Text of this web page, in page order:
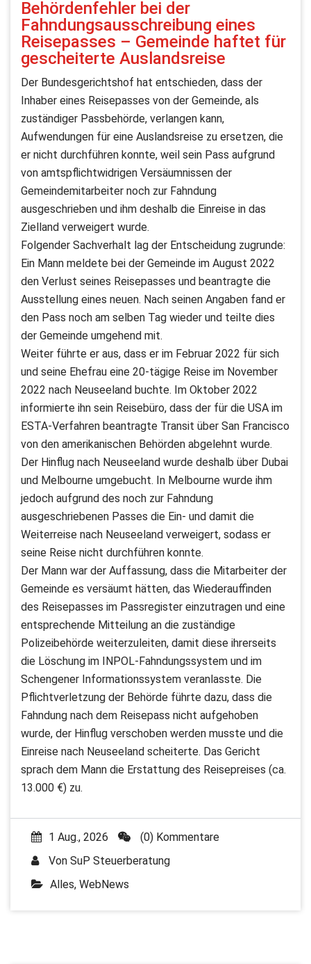
Behördenfehler bei der
Fahndungsausschreibung eines
Reisepasses – Gemeinde haftet für
gescheiterte Auslandsreise
Der Bundesgerichtshof hat entschieden, dass der
Inhaber eines Reisepasses von der Gemeinde, als
zuständiger Passbehörde, verlangen kann,
Aufwendungen für eine Auslandsreise zu ersetzen, die
er nicht durchführen konnte, weil sein Pass aufgrund
von amtspflichtwidrigen Versäumnissen der
Gemeindemitarbeiter noch zur Fahndung
ausgeschrieben und ihm deshalb die Einreise in das
Zielland verweigert wurde.
Folgender Sachverhalt lag der Entscheidung zugrunde:
Ein Mann meldete bei der Gemeinde im August 2022
den Verlust seines Reisepasses und beantragte die
Ausstellung eines neuen. Nach seinen Angaben fand er
den Pass noch am selben Tag wieder und teilte dies
der Gemeinde umgehend mit.
Weiter führte er aus, dass er im Februar 2022 für sich
und seine Ehefrau eine 20-tägige Reise im November
2022 nach Neuseeland buchte. Im Oktober 2022
informierte ihn sein Reisebüro, dass der für die USA im
ESTA-Verfahren beantragte Transit über San Francisco
von den amerikanischen Behörden abgelehnt wurde.
Der Hinflug nach Neuseeland wurde deshalb über Dubai
und Melbourne umgebucht. In Melbourne wurde ihm
jedoch aufgrund des noch zur Fahndung
ausgeschriebenen Passes die Ein- und damit die
Weiterreise nach Neuseeland verweigert, sodass er
seine Reise nicht durchführen konnte.
Der Mann war der Auffassung, dass die Mitarbeiter der
Gemeinde es versäumt hätten, das Wiederauffinden
des Reisepasses im Passregister einzutragen und eine
entsprechende Mitteilung an die zuständige
Polizeibehörde weiterzuleiten, damit diese ihrerseits
die Löschung im INPOL-Fahndungssystem und im
Schengener Informationssystem veranlasste. Die
Pflichtverletzung der Behörde führte dazu, dass die
Fahndung nach dem Reisepass nicht aufgehoben
wurde, der Hinflug verschoben werden musste und die
Einreise nach Neuseeland scheiterte. Das Gericht
sprach dem Mann die Erstattung des Reisepreises (ca.
13.000 €) zu.
1 Aug., 2026
(0) Kommentare
Von SuP Steuerberatung
Alles, WebNews